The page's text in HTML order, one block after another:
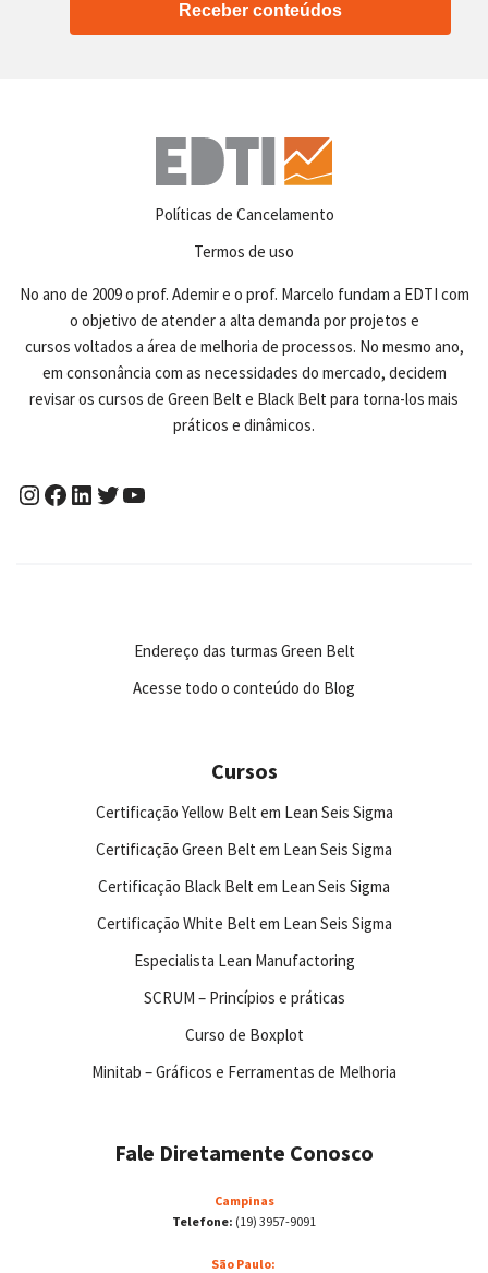
Receber conteúdos
Políticas de Cancelamento
Termos de uso
No ano de 2009 o prof. Ademir e o prof. Marcelo fundam a EDTI com
o objetivo de atender a alta demanda por projetos e
cursos voltados a área de melhoria de processos. No mesmo ano,
em consonância com as necessidades do mercado, decidem
revisar os cursos de Green Belt e Black Belt para torna-los mais
práticos e dinâmicos.
Endereço das turmas Green Belt
Acesse todo o conteúdo do Blog
Cursos
Certificação Yellow Belt em Lean Seis Sigma
Certificação Green Belt em Lean Seis Sigma
Certificação Black Belt em Lean Seis Sigma
Certificação White Belt em Lean Seis Sigma
Especialista Lean Manufactoring
SCRUM – Princípios e práticas
Curso de Boxplot
Minitab – Gráficos e Ferramentas de Melhoria
Fale Diretamente Conosco
Campinas
Telefone: (19) 3957-9091
São Paulo: